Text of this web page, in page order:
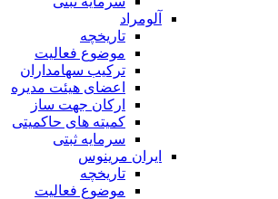
آلومراد
تاریخچه
موضوع فعالیت
ترکیب سهامداران
اعضای هیئت مدیره
ارکان جهت ساز
کمیته های حاکمیتی
سرمایه ثبتی
ایران مرینوس
تاریخچه
موضوع فعالیت